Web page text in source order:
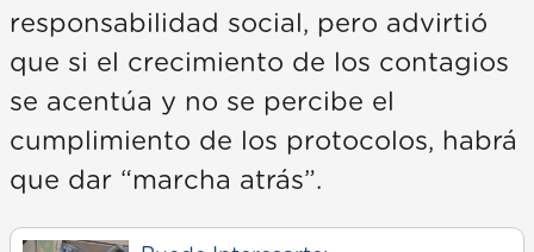
responsabilidad social, pero advirtió
que si el crecimiento de los contagios
se acentúa y no se percibe el
cumplimiento de los protocolos, habrá
que dar “marcha atrás”.